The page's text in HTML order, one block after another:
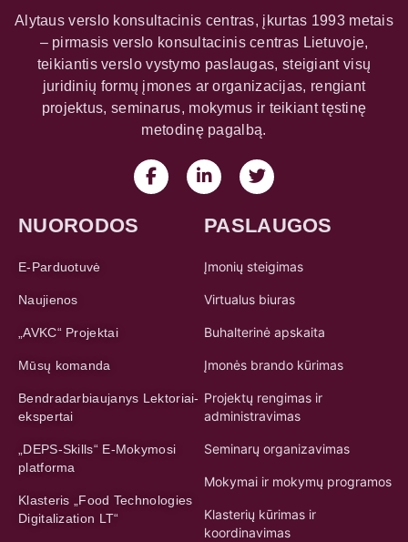
Alytaus verslo konsultacinis centras, įkurtas 1993 metais
– pirmasis verslo konsultacinis centras Lietuvoje,
teikiantis verslo vystymo paslaugas, steigiant visų
juridinių formų įmones ar organizacijas, rengiant
projektus, seminarus, mokymus ir teikiant tęstinę
metodinę pagalbą.
NUORODOS
E-Parduotuvė
Naujienos
„AVKC“ Projektai
Mūsų komanda
Bendradarbiaujanys Lektoriai-
ekspertai
„DEPS-Skills“ E-Mokymosi
platforma
Klasteris „Food Technologies
Digitalization LT“
PASLAUGOS
Įmonių steigimas
Virtualus biuras
Buhalterinė apskaita
Įmonės brando kūrimas
Projektų rengimas ir
administravimas
Seminarų organizavimas
Mokymai ir mokymų programos
Klasterių kūrimas ir
koordinavimas